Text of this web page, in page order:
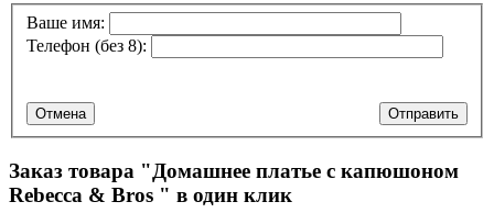
Ваше имя:
Телефон (без 8):
Отправить
Отмена
Заказ товара "Домашнее платье с капюшоном
Rebecca & Bros " в один клик